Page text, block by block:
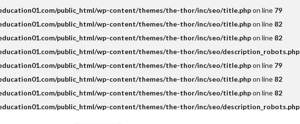
public_html/wp-content/themes/the-thor/inc/seo/title.phpon line 79
public_html/wp-content/themes/the-thor/inc/seo/title.phpon line 82
public_html/wp-content/themes/the-thor/inc/seo/title.phpon line 82
public_html/wp-content/themes/the-thor/inc/seo/description_robots.php
public_html/wp-content/themes/the-thor/inc/seo/title.phpon line 79
public_html/wp-content/themes/the-thor/inc/seo/title.phpon line 82
public_html/wp-content/themes/the-thor/inc/seo/title.phpon line 82
public_html/wp-content/themes/the-thor/inc/seo/description_robots.php